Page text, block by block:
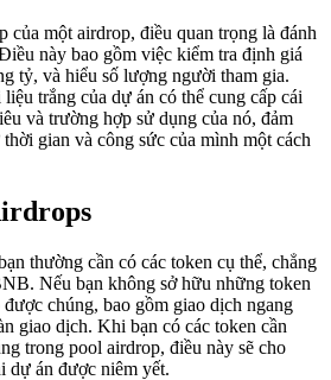
của một airdrop, điều quan trọng là đánh
này bao gồm việc kiểm tra định giá
tỷ, và hiểu số lượng người tham gia.
trắng của dự án có thể cung cấp cái
và trường hợp sử dụng của nó, đảm
gian và công sức của mình một cách
thường cần có các token cụ thể, chẳng
Nếu bạn không sở hữu những token
chúng, bao gồm giao dịch ngang
giao dịch. Khi bạn có các token cần
trong pool airdrop, điều này sẽ cho
dự án được niêm yết.